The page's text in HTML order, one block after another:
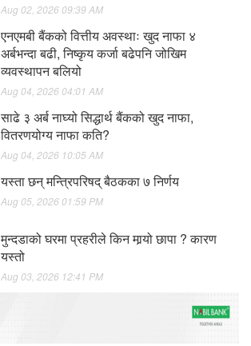
Aug 02, 2026 09:39 AM
एनएमबी बैंकको वित्तीय अवस्थाः खुद नाफा ४
अर्बभन्दा बढी, निष्कृय कर्जा बढेपनि जोखिम
व्यवस्थापन बलियो
Aug 04, 2026 04:01 AM
साढे ३ अर्ब नाघ्यो सिद्धार्थ बैंकको खुद नाफा,
वितरणयोग्य नाफा कति?
Aug 04, 2026 10:05 AM
यस्ता छन् मन्त्रिपरिषद् बैठकका ७ निर्णय
Aug 05, 2026 01:59 PM
मुन्दडाको घरमा प्रहरीले किन मार्‍यो छापा ? कारण
यस्तो
Aug 03, 2026 12:41 PM